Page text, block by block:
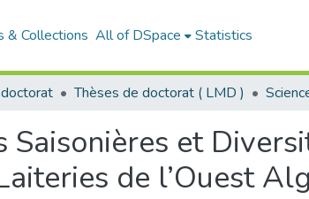
& Collections All of DSpace Statistics
Thèses de doctorat ( LMD )
Saisonières et
de l’Ouest